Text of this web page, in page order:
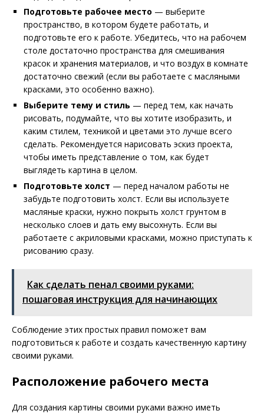
Подготовьте рабочее место — выберите
пространство, в котором будете работать, и
подготовьте его к работе. Убедитесь, что на рабочем
столе достаточно пространства для смешивания
красок и хранения материалов, и что воздух в комнате
достаточно свежий (если вы работаете с масляными
красками, это особенно важно).
Выберите тему и стиль — перед тем, как начать
рисовать, подумайте, что вы хотите изобразить, и
каким стилем, техникой и цветами это лучше всего
сделать. Рекомендуется нарисовать эскиз проекта,
чтобы иметь представление о том, как будет
выглядеть картина в целом.
Подготовьте холст — перед началом работы не
забудьте подготовить холст. Если вы используете
масляные краски, нужно покрыть холст грунтом в
несколько слоев и дать ему высохнуть. Если вы
работаете с акриловыми красками, можно приступать к
рисованию сразу.
Как сделать пенал своими руками:
пошаговая инструкция для начинающих
Соблюдение этих простых правил поможет вам
подготовиться к работе и создать качественную картину
своими руками.
Расположение рабочего места
Для создания картины своими руками важно иметь